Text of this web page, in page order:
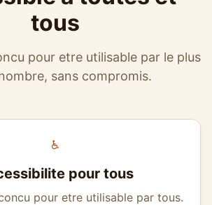
tous
pour etre utilisable par le plus
sans compromis.
♿
pour tous
pour etre utilisable par tous.